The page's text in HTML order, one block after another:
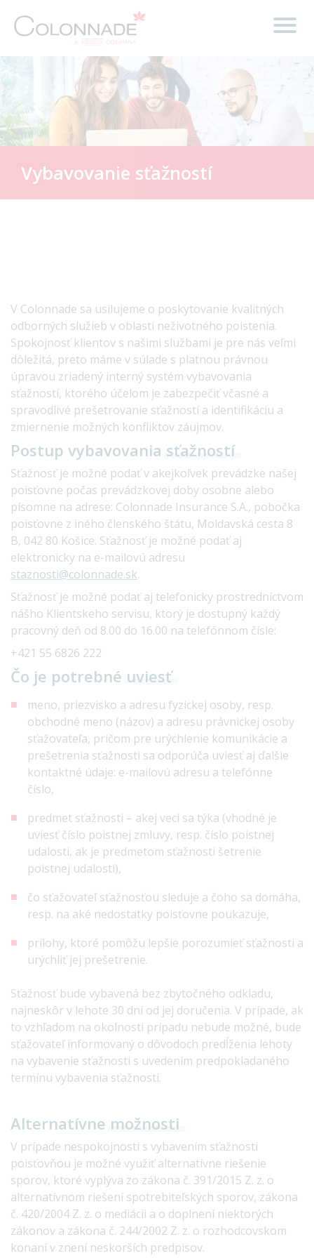
Vybavovanie sťažností
V Colonnade sa usilujeme o poskytovanie kvalitných
odborných služieb v oblasti neživotného poistenia.
Spokojnosť klientov s našimi službami je pre nás veľmi
dôležitá, preto máme v súlade s platnou právnou
úpravou zriadený interný systém vybavovania
sťažností, ktorého účelom je zabezpečiť včasné a
spravodlivé prešetrovanie sťažností a identifikáciu a
zmiernenie možných konfliktov záujmov.
Postup vybavovania sťažností
Sťažnosť je možné podať v akejkoľvek prevádzke našej
poisťovne počas prevádzkovej doby osobne alebo
písomne na adrese: Colonnade Insurance S.A., pobočka
poisťovne z iného členského štátu, Moldavská cesta 8
B, 042 80 Košice. Sťažnosť je možné podať aj
elektronicky na e-mailovú adresu
staznosti@colonnade.sk.
Sťažnosť je možné podať aj telefonicky prostredníctvom
nášho Klientskeho servisu, ktorý je dostupný každý
pracovný deň od 8.00 do 16.00 na telefónnom čísle:
+421 55 6826 222
Čo je potrebné uviesť
meno, priezvisko a adresu fyzickej osoby, resp.
obchodné meno (názov) a adresu právnickej osoby
sťažovateľa, pričom pre urýchlenie komunikácie a
prešetrenia sťažnosti sa odporúča uviesť aj ďalšie
kontaktné údaje: e-mailovú adresu a telefónne
číslo,
predmet sťažnosti – akej veci sa týka (vhodné je
uviesť číslo poistnej zmluvy, resp. číslo poistnej
udalosti, ak je predmetom sťažnosti šetrenie
poistnej udalosti),
čo sťažovateľ sťažnosťou sleduje a čoho sa domáha,
resp. na aké nedostatky poisťovne poukazuje,
prílohy, ktoré pomôžu lepšie porozumieť sťažnosti a
urýchliť jej prešetrenie.
Sťažnosť bude vybavená bez zbytočného odkladu,
najneskôr v lehote 30 dní od jej doručenia. V prípade, ak
to vzhľadom na okolnosti prípadu nebude možné, bude
sťažovateľ informovaný o dôvodoch predĺženia lehoty
na vybavenie sťažnosti s uvedením predpokladaného
termínu vybavenia sťažnosti.
Alternatívne možnosti
V prípade nespokojnosti s vybavením sťažnosti
poisťovňou je možné využiť alternatívne riešenie
sporov, ktoré vyplýva zo zákona č. 391/2015 Z. z. o
alternatívnom riešení spotrebiteľských sporov, zákona
č. 420/2004 Z. z. o mediácii a o doplnení niektorých
zákonov a zákona č. 244/2002 Z. z. o rozhodcovskom
konaní v znení neskorších predpisov.